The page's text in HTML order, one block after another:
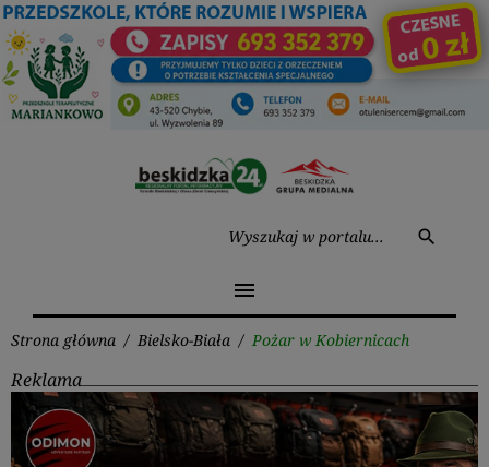
Przejdź
do
treści
search
menu
Strona główna / Bielsko-Biała / Pożar w Kobiernicach
Reklama